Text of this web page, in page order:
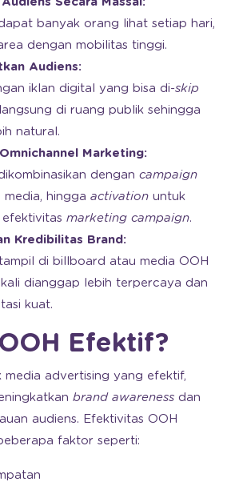
banyak orang lihat setiap hari,
dengan mobilitas tinggi.
Audiens:
iklan digital yang bisa di-skip
di ruang publik sehingga
natural.
Marketing:
dengan campaign
hingga activation untuk
marketing campaign.
Kredibilitas Brand:
di billboard atau media OOH
dianggap lebih terpercaya dan
kuat.
Efektif?
media advertising yang efektif,
brand awareness dan
audiens. Efektivitas OOH
faktor seperti: